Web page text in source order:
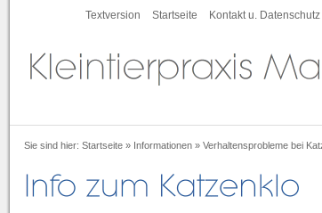
Textversion Startseite Kontakt u. Datenschutz
Sie sind hier: Startseite » Informationen » Verhaltensprobleme bei